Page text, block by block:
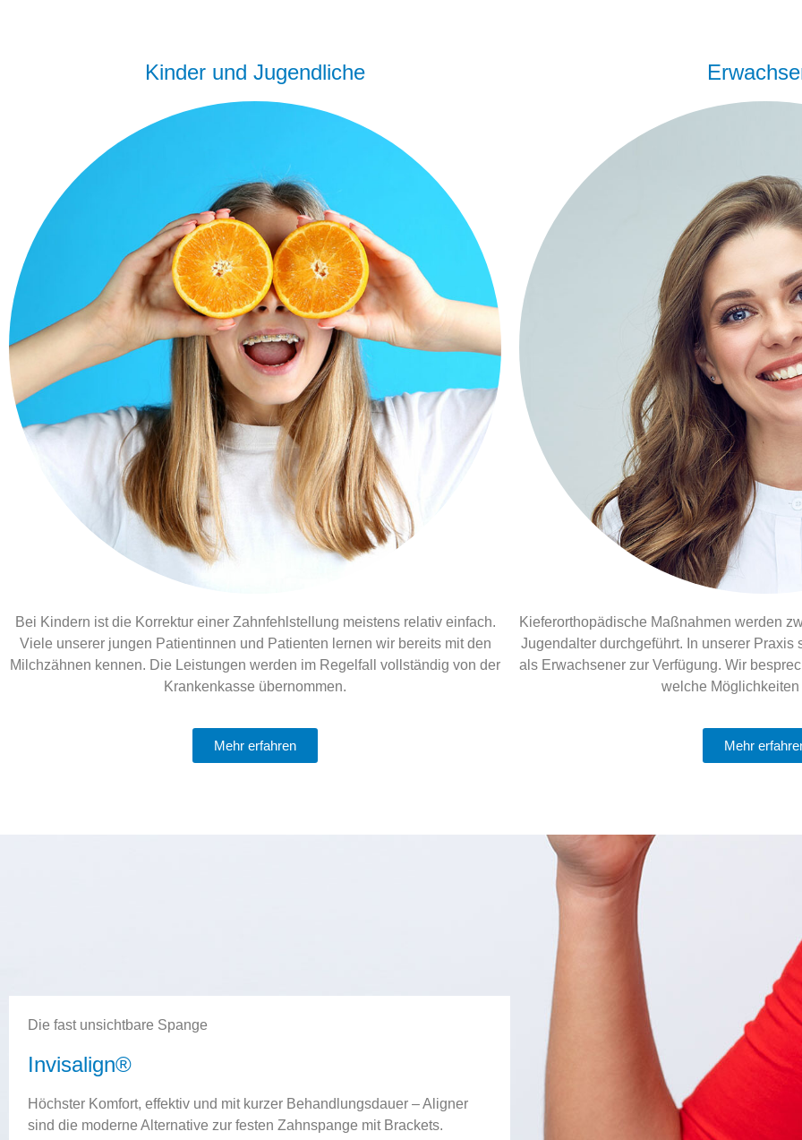
Kinder und Jugendliche
Bei Kindern ist die Korrektur einer Zahnfehlstellung meistens relativ einfach.
Viele unserer jungen Patientinnen und Patienten lernen wir bereits mit den
Milchzähnen kennen. Die Leistungen werden im Regelfall vollständig von der
Krankenkasse übernommen.
Mehr erfahren
Kieferorthopädische Maßnahmen werden
Jugendalter durchgeführt. In unserer Praxis
als Erwachsener zur Verfügung. Wir
welche
Mehr
Die fast unsichtbare Spange
Invisalign®
Höchster Komfort, effektiv und mit kurzer Behandlungsdauer – Aligner
sind die moderne Alternative zur festen Zahnspange mit Brackets.